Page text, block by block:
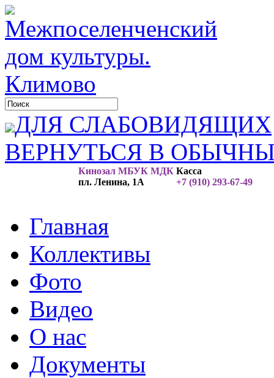
ДЛЯ СЛАБОВИДЯЩИХ
ВЕРНУТЬСЯ В
Кинозал МБУК МДК
пл. Ленина, 1А
Касса
+7 (910) 293-67-49
Главная
Коллективы
Фото
Видео
О нас
Документы